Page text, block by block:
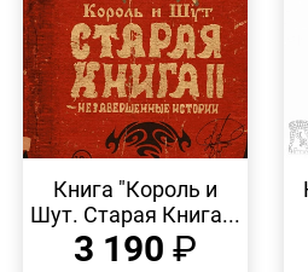
ПРОСМОТР
Книга "Король и
Шут. Старая Книга...
3 190 ₽